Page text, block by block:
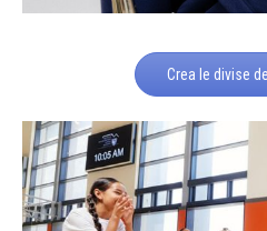
Crea le divise